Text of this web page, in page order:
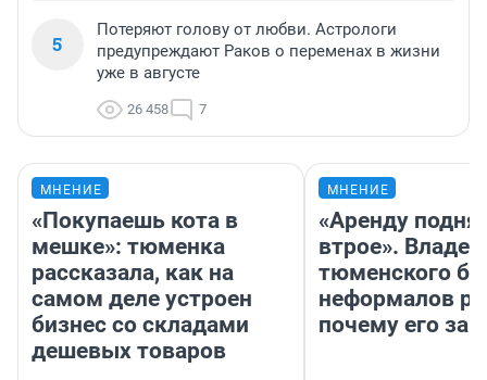
5
Потеряют голову от любви. Астрологи
предупреждают Раков о переменах в жизни
уже в августе
26 458 7
МНЕНИЕ
«Покупаешь кота в
мешке»: тюменка
рассказала, как на
самом деле устроен
бизнес со складами
дешевых товаров
МНЕНИЕ
«Аренду
втрое».
тюменского
неформалов
почему его